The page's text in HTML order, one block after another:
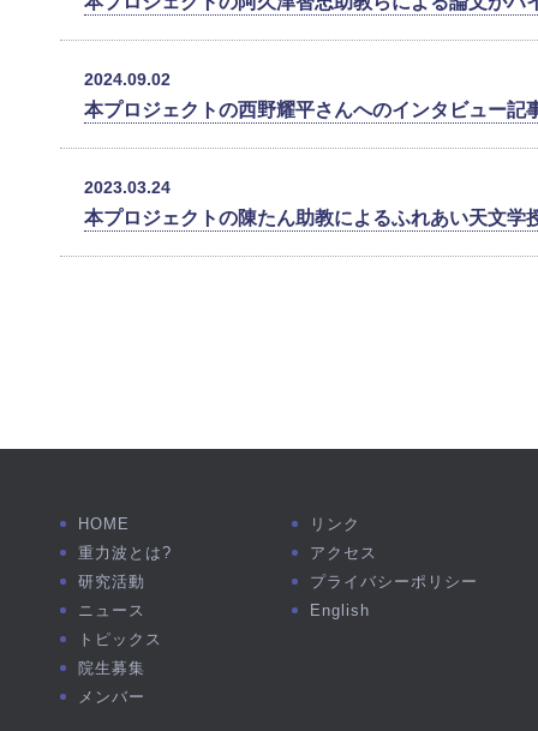
2024.09.02
本プロジェクトの西野耀平さんへのインタビュー記
2023.03.24
本プロジェクトの陳たん助教によるふれあい天文学
HOME
重力波とは?
研究活動
ニュース
トピックス
院生募集
メンバー
リンク
アクセス
プライバシーポリシー
English